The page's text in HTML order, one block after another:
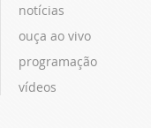
notícias
ouça ao vivo
programação
vídeos